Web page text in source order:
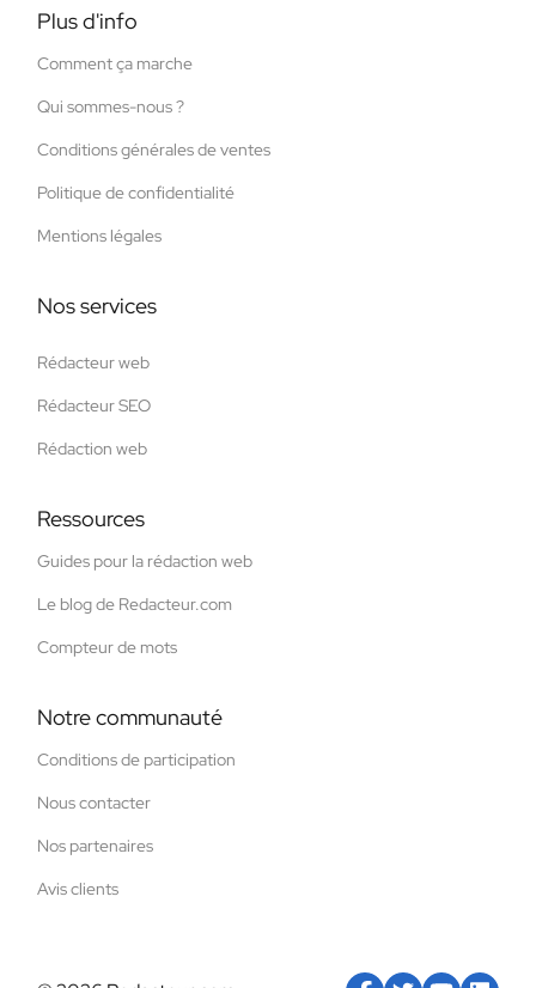
Plus d'info
Comment ça marche
Qui sommes-nous ?
Conditions générales de ventes
Politique de confidentialité
Mentions légales
Nos services
Rédacteur web
Rédacteur SEO
Rédaction web
Ressources
Guides pour la rédaction web
Le blog de Redacteur.com
Compteur de mots
Notre communauté
Conditions de participation
Nous contacter
Nos partenaires
Avis clients